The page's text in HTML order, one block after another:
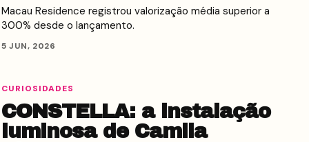
Macau Residence registrou valorização média superior a
300% desde o lançamento.
5 JUN, 2026
CURIOSIDADES
CONSTELLA: a instalação
luminosa de Camila